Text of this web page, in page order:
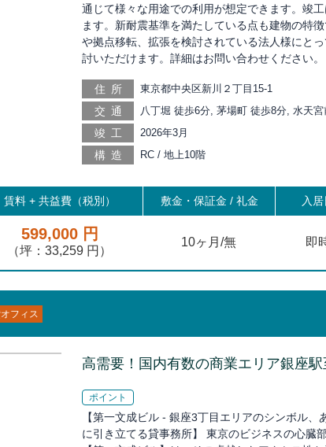
通じて様々な用途での利用が想定できます。竣
ます。新耐震基準を満たしている点も建物の特
や拠点移転、拡張を検討されている法人様にと
討いただけます。詳細はお問い合わせください。
住所 東京都中央区新川２丁目15-1
交通
八丁堀 徒歩6分, 茅場町 徒歩8分, 水天
分, 新富町 徒歩13分, 宝町 徒歩13分, 越
14分, 月島 徒歩15分, 人形町 徒歩15分,
分, 三越前 徒歩16分, 銀座一丁目 徒歩
竣工 2026年3月
構造 RC / 地上10階
賃料 + 共益費（税別） 敷金・保証金 / 礼金 入居
599,000 円
（坪：33,259 円）
10ヶ月/無 即
フィス
高需要！国内有数の商業エリア銀座
ポイント
【第一文成ビル - 銀座3丁目エリアのシンボル、
に引き立てる貸事務所】 東京のビジネスの心臓